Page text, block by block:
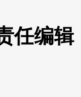
任编辑